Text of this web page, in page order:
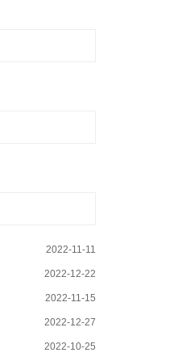
2022-11-11
2022-12-22
2022-11-15
2022-12-27
2022-10-25